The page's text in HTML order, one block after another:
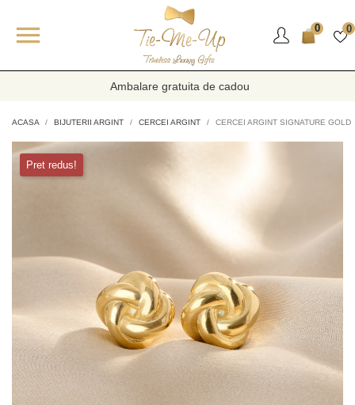
 0 0
Ambalare gratuita de cadou
ACASA BIJUTERII ARGINT CERCEI ARGINT CERCEI ARGINT SIGNATURE GOLD
Pret redus!